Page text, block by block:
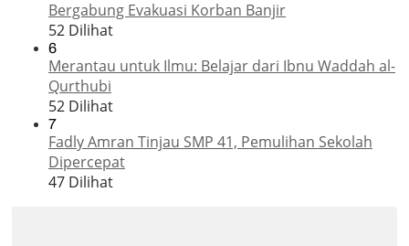
Bergabung Evakuasi Korban Banjir
52 Dilihat
6
Merantau untuk Ilmu: Belajar dari Ibnu Waddah al-
Qurthubi
52 Dilihat
7
Fadly Amran Tinjau SMP 41, Pemulihan Sekolah
Dipercepat
47 Dilihat